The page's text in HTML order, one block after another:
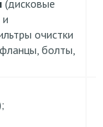
(дисковые
очистки
болты,